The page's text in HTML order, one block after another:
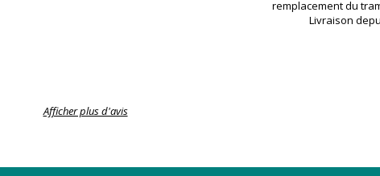
remplacement du
Livraison
Afficher plus d'avis